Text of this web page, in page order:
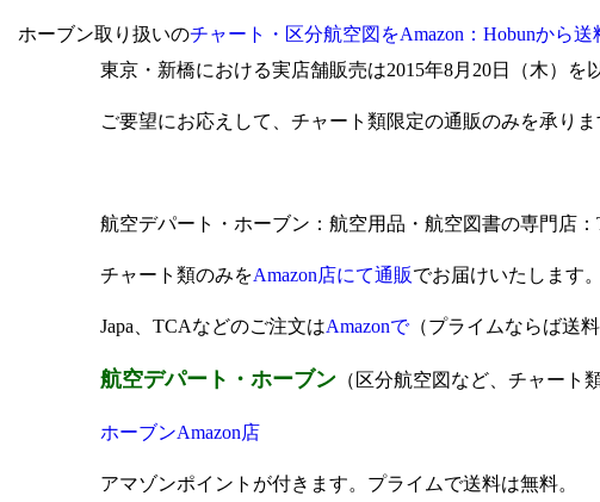
ホーブン取り扱いのチャート・区分航空図をAmazon：Hobunから
東京・新橋における実店舗販売は2015年8月20日（木）
ご要望にお応えして、チャート類限定の通販のみを承りま
航空デパート・ホーブン：航空用品・航空図書の専門店：
チャート類のみをAmazon店にて通販でお届けいたします
Japa、TCAなどのご注文はAmazonで（プライムならば送料
航空デパート・ホーブン （区分航空図など、チャート
ホーブンAmazon店
アマゾンポイントが付きます。プライムで送料は無料。